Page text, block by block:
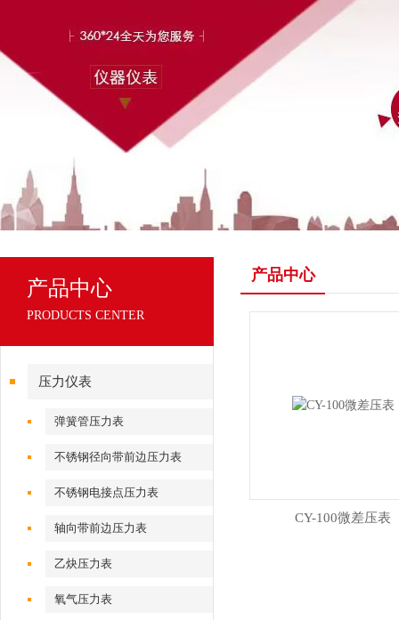
产品中心
PRODUCTS CENTER
压力仪表
弹簧管压力表
不锈钢径向带前边压力表
不锈钢电接点压力表
轴向带前边压力表
乙炔压力表
氧气压力表
产品中心
CY-100微差压表